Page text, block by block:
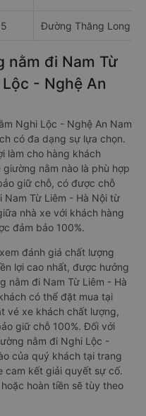
Đường Thăng Long
nằm đi Nam Từ
- Nghệ An
Nghi Lộc - Nghệ An Nam
có đa dạng sự lựa chọn.
làm cho hàng khách
nằm nào là phù hợp
giữ chỗ, có được chỗ
Từ Liêm - Hà Nội từ
nhà xe với khách hàng
đảm bảo 100%.
đánh giá chất lượng
lợi cao nhất, được hưởng
nằm đi Nam Từ Liêm - Hà
có thể đặt mua tại
vé xe khách chất lượng,
giữ chỗ 100%. Đối với
nằm đi Nghi Lộc -
của quý khách tại trang
cam kết giải quyết sự cố.
hoàn tiền sẽ tùy theo